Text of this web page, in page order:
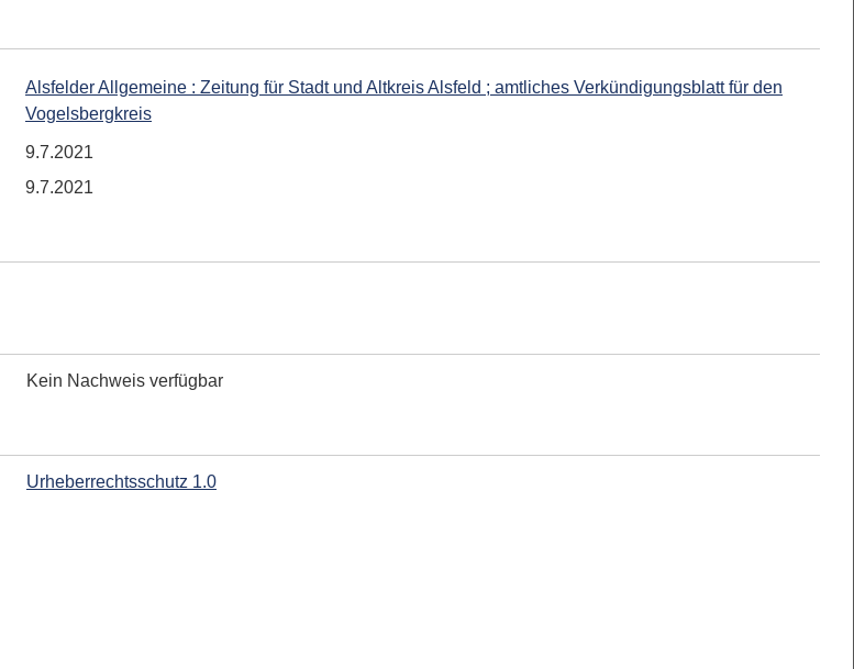
Alsfelder Allgemeine : Zeitung für Stadt und Altkreis Alsfeld ; amtliches Verkündigungsblatt für den
Vogelsbergkreis
9.7.2021
9.7.2021
Kein Nachweis verfügbar
Urheberrechtsschutz 1.0